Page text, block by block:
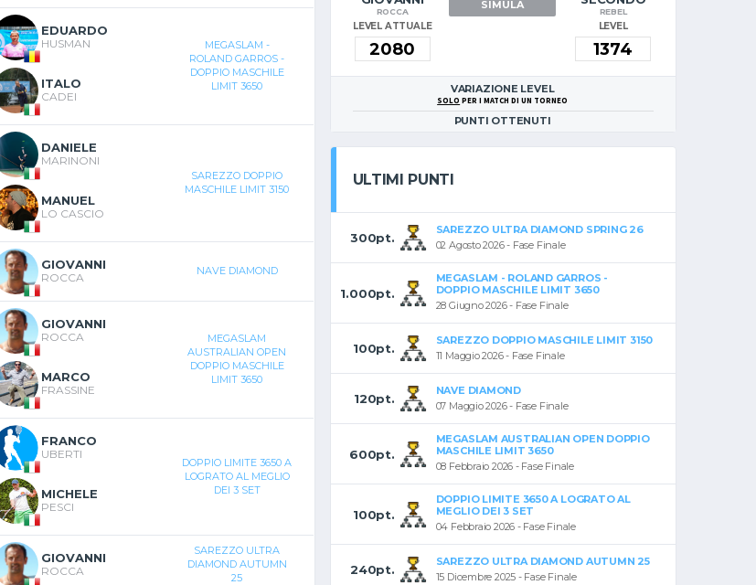
EDUARDO
HUSMAN
ITALO
CADEI
MEGASLAM -
ROLAND GARROS -
DOPPIO MASCHILE
LIMIT 3650
DANIELE
MARINONI
MANUEL
LO CASCIO
SAREZZO DOPPIO
MASCHILE LIMIT 3150
GIOVANNI
ROCCA NAVE DIAMOND
GIOVANNI
ROCCA
MARCO
FRASSINE
MEGASLAM
AUSTRALIAN OPEN
DOPPIO MASCHILE
LIMIT 3650
FRANCO
UBERTI
MICHELE
PESCI
DOPPIO LIMITE 3650 A
LOGRATO AL MEGLIO
DEI 3 SET
GIOVANNI
ROCCA
SAREZZO ULTRA
DIAMOND AUTUMN
25
ROCCA
LEVEL ATTUALE
SIMULA
REBEL
LEVEL
VARIAZIONE LEVEL
SOLO PER I MATCH DI UN TORNEO
PUNTI OTTENUTI
ULTIMI PUNTI
300pt.
SAREZZO ULTRA DIAMOND SPRING 26
02 Agosto 2026 - Fase Finale
1.000pt.
MEGASLAM - ROLAND GARROS -
DOPPIO MASCHILE LIMIT 3650
28 Giugno 2026 - Fase Finale
100pt.
SAREZZO DOPPIO MASCHILE LIMIT 3150
11 Maggio 2026 - Fase Finale
120pt.
NAVE DIAMOND
07 Maggio 2026 - Fase Finale
600pt.
MEGASLAM AUSTRALIAN OPEN DOPPIO
MASCHILE LIMIT 3650
08 Febbraio 2026 - Fase Finale
100pt.
DOPPIO LIMITE 3650 A LOGRATO AL
MEGLIO DEI 3 SET
04 Febbraio 2026 - Fase Finale
240pt.
SAREZZO ULTRA DIAMOND AUTUMN 25
15 Dicembre 2025 - Fase Finale